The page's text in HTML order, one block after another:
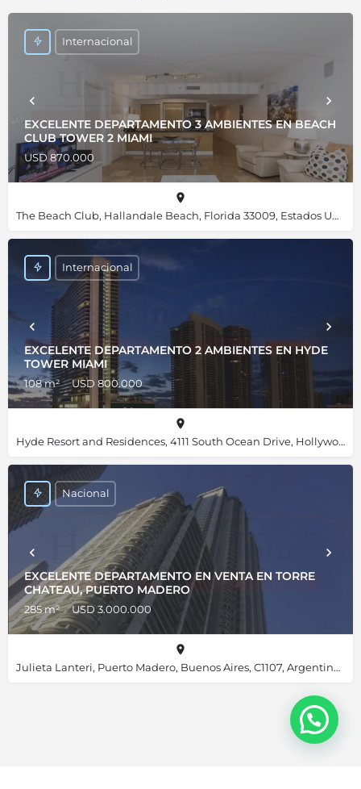
EXCELENTE DEPARTAMENTO 3 AMBIENTES EN BEACH
CLUB TOWER 2 MIAMI
USD 870.000
Internacional
The Beach Club, Hallandale Beach, Florida 33009, Estados Unidos, 25.98455, -80.11820
EXCELENTE DEPARTAMENTO 2 AMBIENTES EN HYDE
TOWER MIAMI
108 m² USD 800.000
Internacional
Hyde Resort and Residences, 4111 South Ocean Drive, Hollywood, Florida 33019, Estados Unidos, 25.98667, -80.11892
EXCELENTE DEPARTAMENTO EN VENTA EN TORRE
CHATEAU, PUERTO MADERO
285 m² USD 3.000.000
Nacional
Julieta Lanteri, Puerto Madero, Buenos Aires, C1107, Argentina, -34.61356, -58.36019